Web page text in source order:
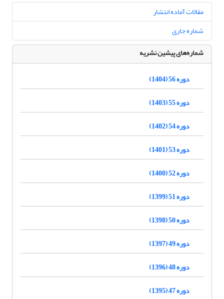
مقالات آماده انتشار
شماره جاری
شماره‌های پیشین نشریه
دوره 56 (1404)
دوره 55 (1403)
دوره 54 (1402)
دوره 53 (1401)
دوره 52 (1400)
دوره 51 (1399)
دوره 50 (1398)
دوره 49 (1397)
دوره 48 (1396)
دوره 47 (1395)